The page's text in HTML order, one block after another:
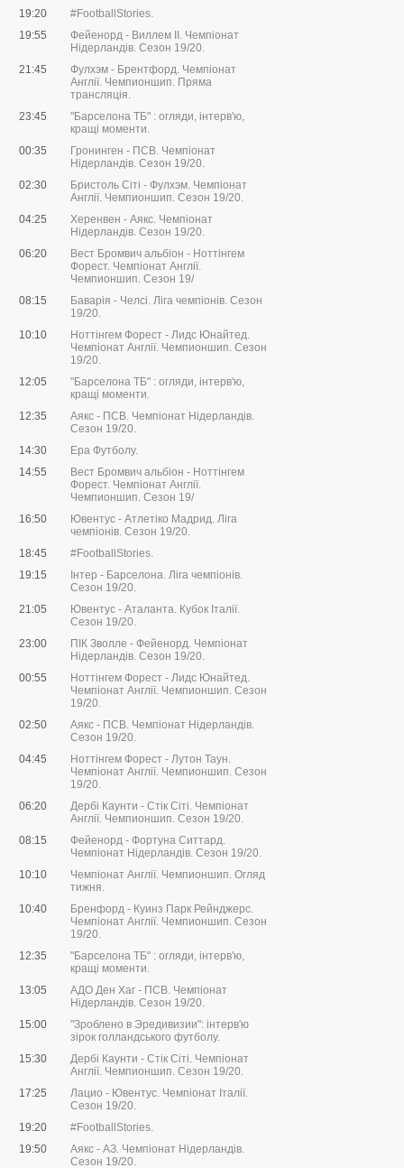
19:20
#FootballStories.
19:55
Фейенорд - Виллем II. Чемпіонат
Нідерландів. Сезон 19/20.
21:45
Фулхэм - Брентфорд. Чемпіонат
Англії. Чемпионшип. Пряма
трансляція.
23:45
"Барселона ТБ" : огляди, інтерв'ю,
кращі моменти.
00:35
Гронинген - ПСВ. Чемпіонат
Нідерландів. Сезон 19/20.
02:30
Бристоль Сіті - Фулхэм. Чемпіонат
Англії. Чемпионшип. Сезон 19/20.
04:25
Херенвен - Аякс. Чемпіонат
Нідерландів. Сезон 19/20.
06:20
Вест Бромвич альбіон - Ноттінгем
Форест. Чемпіонат Англії.
Чемпионшип. Сезон 19/
08:15
Баварія - Челсі. Ліга чемпіонів. Сезон
19/20.
10:10
Ноттінгем Форест - Лидс Юнайтед.
Чемпіонат Англії. Чемпионшип. Сезон
19/20.
12:05
"Барселона ТБ" : огляди, інтерв'ю,
кращі моменти.
12:35
Аякс - ПСВ. Чемпіонат Нідерландів.
Сезон 19/20.
14:30
Ера Футболу.
14:55
Вест Бромвич альбіон - Ноттінгем
Форест. Чемпіонат Англії.
Чемпионшип. Сезон 19/
16:50
Ювентус - Атлетіко Мадрид. Ліга
чемпіонів. Сезон 19/20.
18:45
#FootballStories.
19:15
Інтер - Барселона. Ліга чемпіонів.
Сезон 19/20.
21:05
Ювентус - Аталанта. Кубок Італії.
Сезон 19/20.
23:00
ПІК Зволле - Фейенорд. Чемпіонат
Нідерландів. Сезон 19/20.
00:55
Ноттінгем Форест - Лидс Юнайтед.
Чемпіонат Англії. Чемпионшип. Сезон
19/20.
02:50
Аякс - ПСВ. Чемпіонат Нідерландів.
Сезон 19/20.
04:45
Ноттінгем Форест - Лутон Таун.
Чемпіонат Англії. Чемпионшип. Сезон
19/20.
06:20
Дербі Каунти - Стік Сіті. Чемпіонат
Англії. Чемпионшип. Сезон 19/20.
08:15
Фейенорд - Фортуна Ситтард.
Чемпіонат Нідерландів. Сезон 19/20.
10:10
Чемпіонат Англії. Чемпионшип. Огляд
тижня.
10:40
Бренфорд - Куинз Парк Рейнджерс.
Чемпіонат Англії. Чемпионшип. Сезон
19/20.
12:35
"Барселона ТБ" : огляди, інтерв'ю,
кращі моменти.
13:05
АДО Ден Хаг - ПСВ. Чемпіонат
Нідерландів. Сезон 19/20.
15:00
"Зроблено в Эредивизии": інтерв'ю
зірок голландського футболу.
15:30
Дербі Каунти - Стік Сіті. Чемпіонат
Англії. Чемпионшип. Сезон 19/20.
17:25
Лацио - Ювентус. Чемпіонат Італії.
Сезон 19/20.
19:20
#FootballStories.
19:50
Аякс - АЗ. Чемпіонат Нідерландів.
Сезон 19/20.